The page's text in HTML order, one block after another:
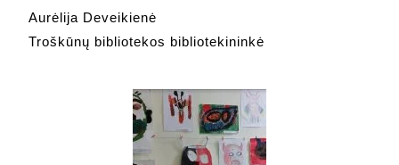
Aurėlija Deveikienė
Troškūnų bibliotekos bibliotekininkė